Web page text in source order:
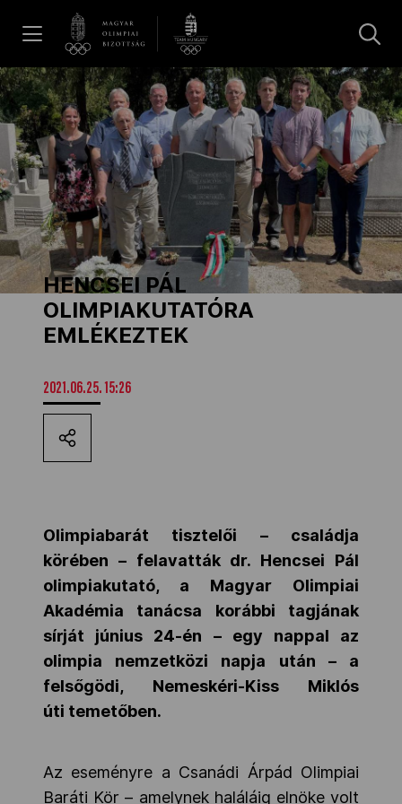
Hírek
Galéria
Dakar 2026
Los Angeles 2028
Kettőskarrier-program
Társszervezetek
OVEP
Adatbank
HENCSEI PÁL
OLIMPIAKUTATÓRA
EMLÉKEZTEK
2021.06.25. 15:26
Olimpiabarát tisztelői – családja
körében – felavatták dr. Hencsei Pál
olimpiakutató, a Magyar Olimpiai
Akadémia tanácsa korábbi tagjának
sírját június 24-én – egy nappal az
olimpia nemzetközi napja után – a
felsőgödi, Nemeskéri-Kiss Miklós
úti temetőben.
Az eseményre a Csanádi Árpád Olimpiai
Baráti Kör – amelynek haláláig elnöke volt